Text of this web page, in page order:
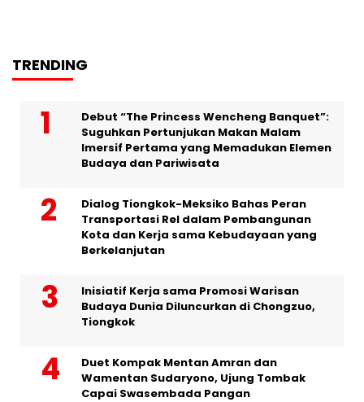
TRENDING
Debut “The Princess Wencheng Banquet”:
Suguhkan Pertunjukan Makan Malam
Imersif Pertama yang Memadukan Elemen
Budaya dan Pariwisata
Dialog Tiongkok-Meksiko Bahas Peran
Transportasi Rel dalam Pembangunan
Kota dan Kerja sama Kebudayaan yang
Berkelanjutan
Inisiatif Kerja sama Promosi Warisan
Budaya Dunia Diluncurkan di Chongzuo,
Tiongkok
Duet Kompak Mentan Amran dan
Wamentan Sudaryono, Ujung Tombak
Capai Swasembada Pangan